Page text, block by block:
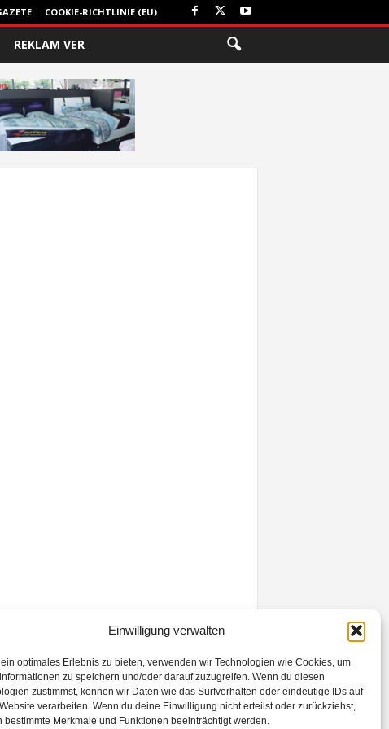
Einwilligung verwalten
optimales Erlebnis zu bieten, verwenden wir Technologien wie Cookies, um
zu speichern und/oder darauf zuzugreifen. Wenn du diesen
zustimmst, können wir Daten wie das Surfverhalten oder eindeutige IDs auf
verarbeiten. Wenn du deine Einwilligung nicht erteilst oder zurückziehst,
bestimmte Merkmale und Funktionen beeinträchtigt werden.
COOKIE-RICHTLINIE (EU)
REKLAM VER